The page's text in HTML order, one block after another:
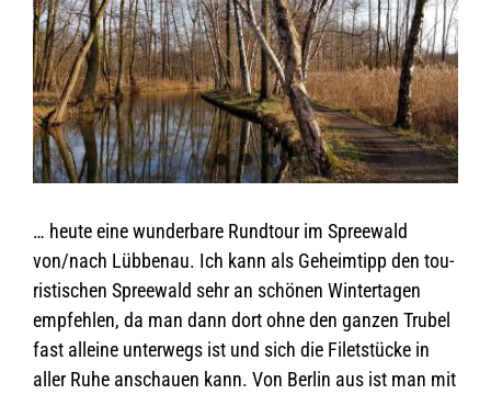
Bild
… heute eine wun­der­bare Rund­tour im Spree­wald
von/nach Lüb­benau. Ich kann als Geheim­tipp den tou­
ris­ti­schen Spree­wald sehr an schö­nen Win­ter­ta­gen
emp­feh­len, da man dann dort ohne den gan­zen Tru­bel
fast alleine unter­wegs ist und sich die Filet­stü­cke in
aller Ruhe anschauen kann. Von Ber­lin aus ist man mit